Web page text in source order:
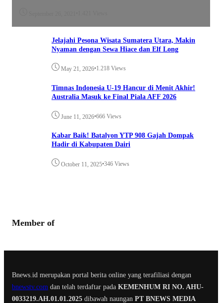
Jelajahi Pesona Wisata Sumatera Utara, Makin
Nyaman dengan Sewa Hiace dan Elf Long
May 21, 2026•1.218 Views
Timnas Indonesia U-19 Hancur di Menit Akhir!
Australia Masuk ke Final Piala AFF 2026
June 11, 2026•666 Views
Kabar Baik! Batalyon YTP 908 Gajah Dompak
Hadir di Kabupaten Dairi
October 11, 2025•346 Views
Member of
Bnews.id merupakan portal berita online yang terafiliasi dengan
bnewstv.com dan telah terdaftar pada KEMENHUM RI NO. AHU-
0033219.AH.01.01.2025 dibawah naungan PT BNEWS MEDIA